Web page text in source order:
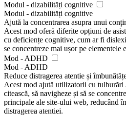
Modul - dizabilități cognitive
Modul - dizabilități cognitive
Ajută la concentrarea asupra unui
Acest mod oferă diferite opțiuni de
cu deficiențe cognitive, cum ar fi
se concentreze mai ușor pe elementele
Mod - ADHD
Mod - ADHD
Reduce distragerea atentie și
Acest mod ajută utilizatorii cu
citească, să navigheze și să se
principale ale site-ului web, reducând
distragerea atentiei.